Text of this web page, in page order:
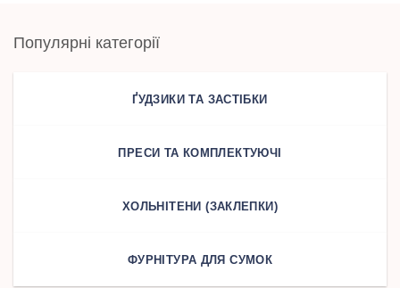
Популярні категорії
ҐУДЗИКИ ТА ЗАСТІБКИ
ПРЕСИ ТА КОМПЛЕКТУЮЧІ
ХОЛЬНІТЕНИ (ЗАКЛЕПКИ)
ФУРНІТУРА ДЛЯ СУМОК